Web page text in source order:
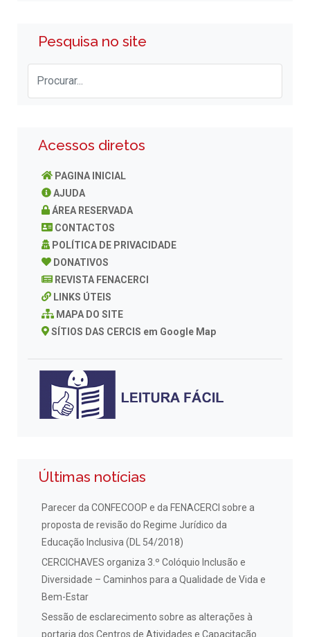
Pesquisa no site
Acessos diretos
PAGINA INICIAL
AJUDA
ÁREA RESERVADA
CONTACTOS
POLÍTICA DE PRIVACIDADE
DONATIVOS
REVISTA FENACERCI
LINKS ÚTEIS
MAPA DO SITE
SÍTIOS DAS CERCIS em Google Map
Últimas notícias
Parecer da CONFECOOP e da FENACERCI sobre a
proposta de revisão do Regime Jurídico da
Educação Inclusiva (DL 54/2018)
CERCICHAVES organiza 3.º Colóquio Inclusão e
Diversidade – Caminhos para a Qualidade de Vida e
Bem-Estar
Sessão de esclarecimento sobre as alterações à
portaria dos Centros de Atividades e Capacitação